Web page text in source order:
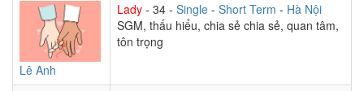
Lê Anh
Lady - 34 - Single - Short Term - Hà Nội
SGM, thấu hiểu, chia sẻ chia sẻ, quan tâm,
tôn trọng